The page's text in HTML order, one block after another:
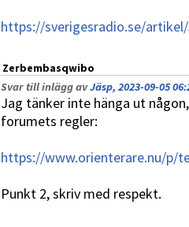
https://sverigesradio.se/
Zerbembasqwibo
Svar till inlägg avJäsp, 2023-09-05
Jag tänker inte hänga ut
forumets regler:
https://www.orienterare.nu/p/
Punkt 2, skriv med respekt.